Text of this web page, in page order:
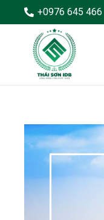
+0976 645 466